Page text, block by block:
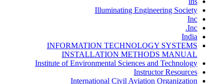
Illuminating Engineering Society
Inc
Inc.
India
INFORMATION TECHNOLOGY SYSTEMS
INSTALLATION METHODS MANUAL
Institute of Environmental Sciences and Technology
Instructor Resources
International Civil Aviation Organization